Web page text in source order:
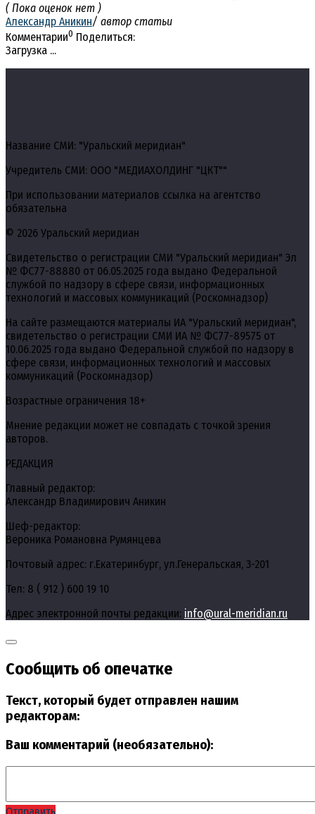
( Пока оценок нет )
Александр Аникин/ автор статьи
Комментарии0 Поделиться:
Загрузка ...
Название СМИ: "Уральский меридиан"
Учредитель СМИ: ООО "МЕДИАХОЛДИНГ "ЦКТ""
При использовании материалов ссылка на агентство
обязательна
© 2026 Уральский меридиан
Свидетельство о регистрации СМИ "Уральский меридиан" Эл
№ ФС77-88880 от 06.05.2025 года выдано Федеральной
службой по надзору в сфере связи, информационных
технологий и массовых коммуникаций (Роскомнадзор)
На сайте размещаются материалы ИА "Уральский меридиан",
свидетельство о регистрации СМИ ИА № ФС77-89575 от
10.06.2025 года выдано Федеральной службой по надзору в
сфере связи, информационных технологий и массовых
коммуникаций (Роскомнадзор)
Возрастные ограничения 18+
Мнение редакции может не совпадать с точкой зрения
авторов.
РЕДАКЦИЯ
Главный редактор:
Александр Владимирович Аникин
Шеф-редактор:
Вероника Романовна Румянцева
Почтовый адрес: г.Екатеринбург, ул.Генеральская, 3-201
Тел: 8 ( 912 ) 600 19 10
Адрес электронной почты редакции: info@ural-meridian.ru
Сообщить об опечатке
Текст, который будет отправлен нашим
редакторам:
Ваш комментарий (необязательно):
Отправить